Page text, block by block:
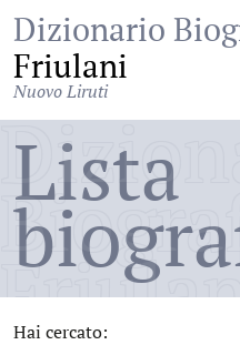
Dizionario
Friulani
Nuovo Liruti
Lista
Hai cercato: